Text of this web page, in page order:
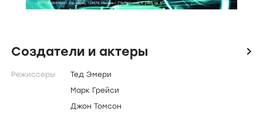
Создатели и актеры icon
Режиссеры
Тед Эмери
Марк Грейси
Джон Томсон